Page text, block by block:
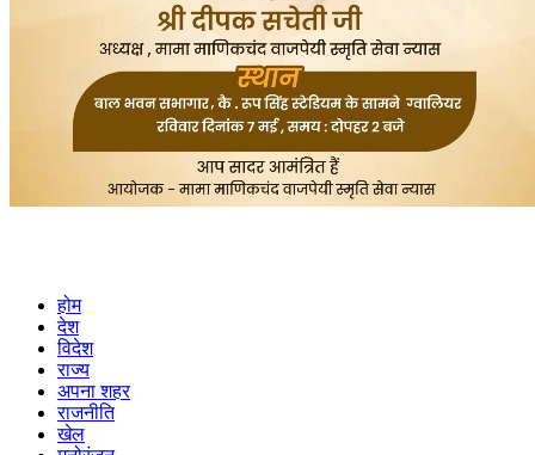
होम
देश
विदेश
राज्य
अपना शहर
राजनीति
खेल